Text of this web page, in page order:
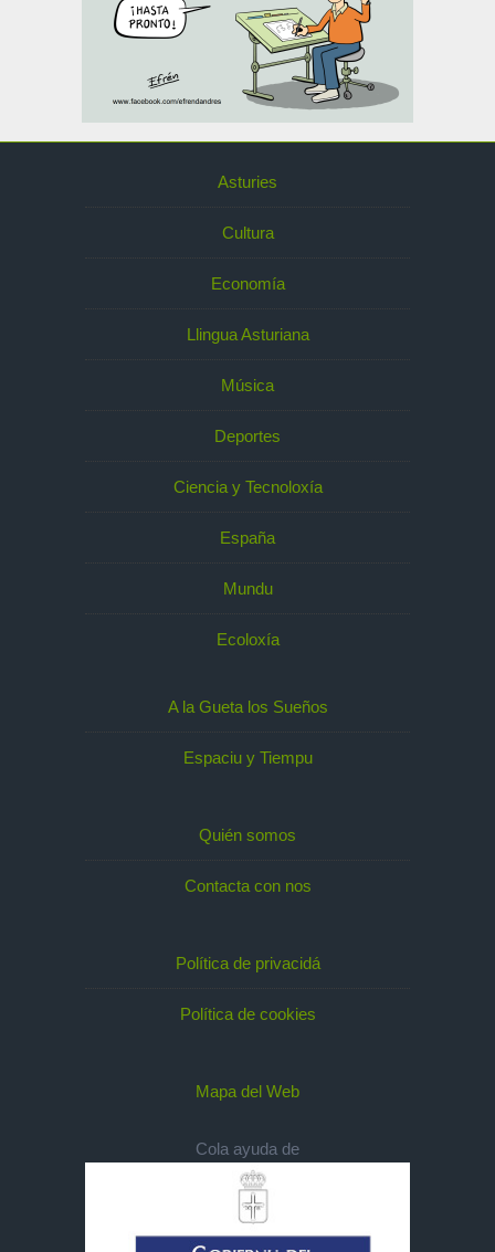
Asturies
Cultura
Economía
Llingua Asturiana
Música
Deportes
Ciencia y Tecnoloxía
España
Mundu
Ecoloxía
A la Gueta los Sueños
Espaciu y Tiempu
Quién somos
Contacta con nos
Política de privacidá
Política de cookies
Mapa del Web
Cola ayuda de